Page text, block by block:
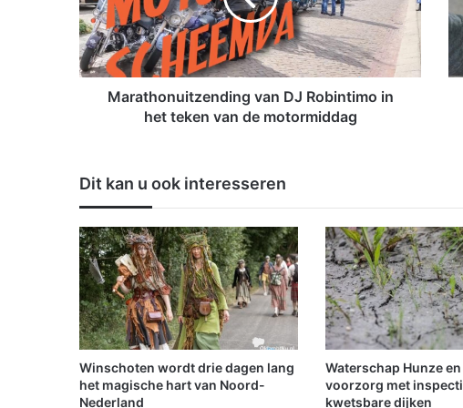
h
o
n
u
d
i
n
g
v
a
n
D
J
R
o
b
Marathonuitzending van DJ Robintimo in
het teken van de motormiddag
l
n
b
l
d
i
n
g
e
n
i
n
O
Dit kan u ook interesseren
Winschoten wordt drie dagen lang
het magische hart van Noord-
Nederland
Waterschap Hunze en
voorzorg met
kwetsbare dijken